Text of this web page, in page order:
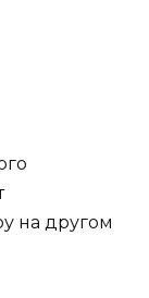
на другом